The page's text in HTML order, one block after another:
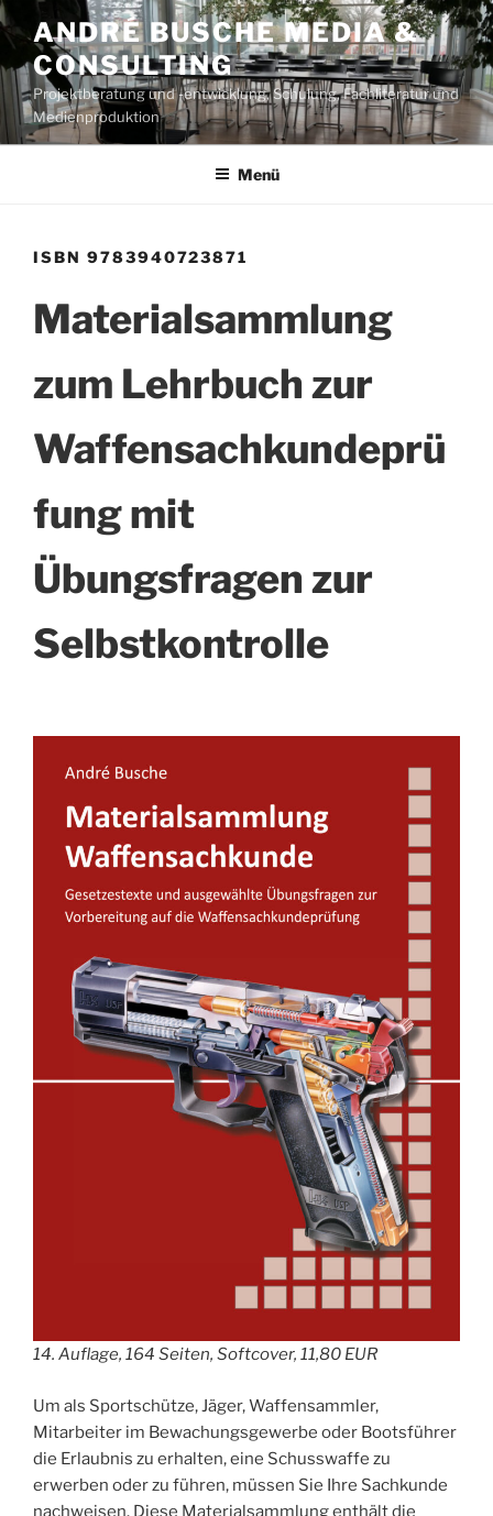
Zum
Inhalt
springen
ANDRÉ BUSCHE MEDIA &
CONSULTING
Projektberatung und -entwicklung, Schulung, Fachliteratur und
Medienproduktion
Menü
ISBN 9783940723871
Materialsammlung
zum Lehrbuch zur
Waffensachkundeprü
fung mit
Übungsfragen zur
Selbstkontrolle
14. Auflage, 164 Seiten, Softcover, 11,80 EUR
Um als Sportschütze, Jäger, Waffensammler,
Mitarbeiter im Bewachungsgewerbe oder Bootsführer
die Erlaubnis zu erhalten, eine Schusswaffe zu
erwerben oder zu führen, müssen Sie Ihre Sachkunde
nachweisen. Diese Materialsammlung enthält die